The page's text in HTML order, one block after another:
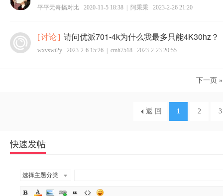
平平无奇搞对比 2020-11-5 18:38 阿秉秉 2023-2-26 21:20
[讨论] 请问优派701-4k为什么我最多只能4K30hz？
wxvswt2y 2023-2-6 15:26 cmh7518 2023-2-23 20:55
下一页 »
1 2 3
返 回
快速发帖
选择主题分类